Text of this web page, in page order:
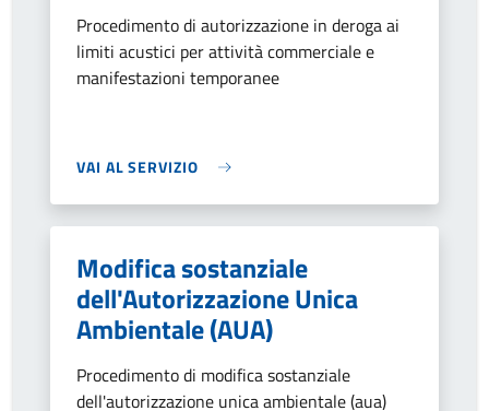
Procedimento di autorizzazione in deroga ai
limiti acustici per attività commerciale e
manifestazioni temporanee
VAI AL SERVIZIO
Modifica sostanziale
dell'Autorizzazione Unica
Ambientale (AUA)
Procedimento di modifica sostanziale
dell'autorizzazione unica ambientale (aua)